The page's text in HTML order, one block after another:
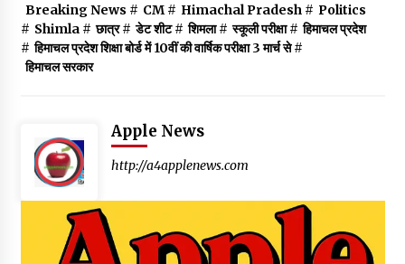
Breaking News # CM# Himachal Pradesh# Politics
# Shimla# छात्र# डेट शीट# शिमला# स्कूली परीक्षा# हिमाचल प्रदेश
# हिमाचल प्रदेश शिक्षा बोर्ड में 10वीं की वार्षिक परीक्षा 3 मार्च से#
हिमाचल सरकार
Apple News
http://a4applenews.com